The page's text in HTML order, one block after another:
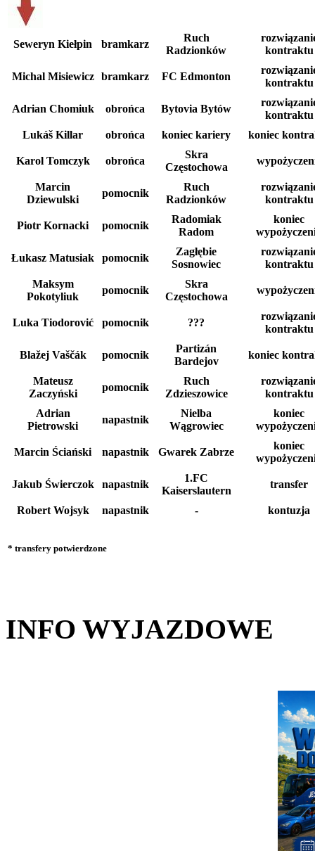
Seweryn Kiełpin bramkarz
Ruch
Radzionków
kontraktu
Michal Misiewicz bramkarz FC Edmonton
kontraktu
Adrian Chomiuk obrońca Bytovia Bytów
kontraktu
Lukáš Killar
obrońca koniec kariery koniec
Karol Tomczyk obrońca
Skra
Częstochowa
Marcin
Dziewulski
pomocnik
Ruch
Radzionków
kontraktu
Piotr Kornacki pomocnik
Radomiak
Radom
koniec
Łukasz Matusiak pomocnik
Zagłębie
Sosnowiec
kontraktu
Maksym
Pokotyliuk
pomocnik
Skra
Częstochowa
Luka Tiodorović pomocnik ???
kontraktu
Blažej Vaščák pomocnik
Partizán
Bardejov
koniec
Mateusz
Zaczyński
pomocnik
Ruch
Zdzieszowice
kontraktu
Adrian
Pietrowski
napastnik
Nielba
Wągrowiec
koniec
Marcin Ściański napastnik Gwarek Zabrze
koniec
Jakub Świerczok napastnik
1.FC
Kaiserslautern
transfer
Robert Wojsyk napastnik - kontuzja
* transfery potwierdzone
INFO WYJAZDOWE